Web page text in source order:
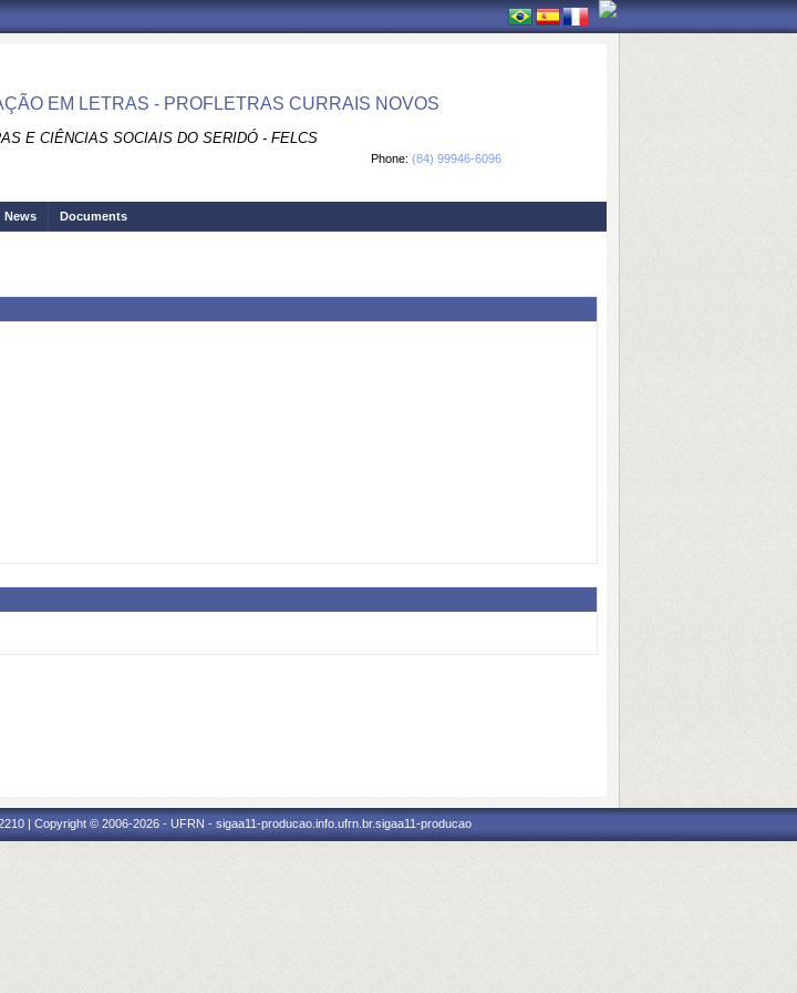
EM LETRAS - PROFLETRAS CURRAIS NOVOS
E CIÊNCIAS SOCIAIS DO SERIDÓ - FELCS
Phone: (84) 99946-6096
News Documents
| Copyright © 2006-2026 - UFRN - sigaa11-producao.info.ufrn.br.sigaa11-producao